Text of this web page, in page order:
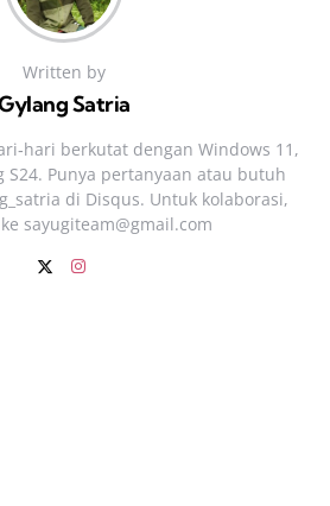
Written by
Satria
berkutat dengan Windows 11,
S24. Punya pertanyaan atau butuh
di Disqus. Untuk kolaborasi,
sayugiteam@gmail.com